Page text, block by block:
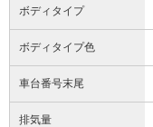
ボディタイプ
ボディタイプ色
車台番号末尾
排気量